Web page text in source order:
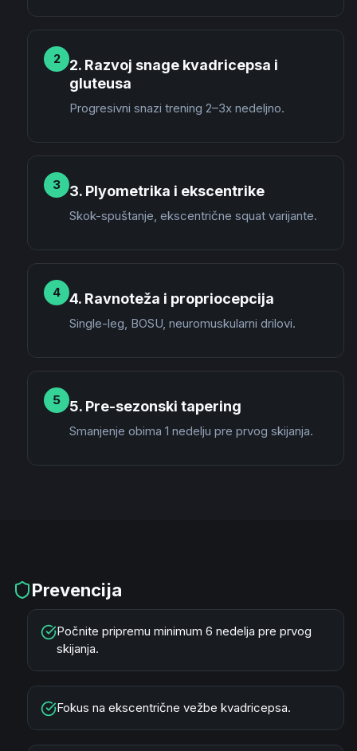
2
2. Razvoj snage kvadricepsa i
gluteusa
Progresivni snazi trening 2–3x nedeljno.
3 3. Plyometrika i ekscentrike
Skok-spuštanje, ekscentrične squat varijante.
4 4. Ravnoteža i propriocepcija
Single-leg, BOSU, neuromuskularni drilovi.
5 5. Pre-sezonski tapering
Smanjenje obima 1 nedelju pre prvog skijanja.
Prevencija
Počnite pripremu minimum 6 nedelja pre prvog
skijanja.
Fokus na ekscentrične vežbe kvadricepsa.